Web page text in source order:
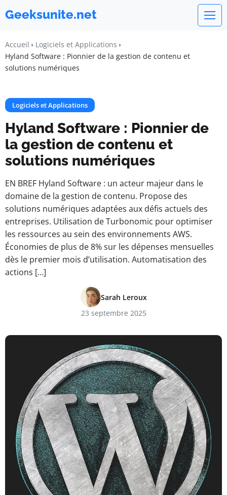
Geeksunite.net
Accueil
Logiciels et Applications
Hyland Software : Pionnier de la gestion de contenu et
solutions numériques
Logiciels et Applications
Hyland Software : Pionnier de
la gestion de contenu et
solutions numériques
EN BREF Hyland Software : un acteur majeur dans le
domaine de la gestion de contenu. Propose des
solutions numériques adaptées aux défis actuels des
entreprises. Utilisation de Turbonomic pour optimiser
les ressources au sein des environnements AWS.
Économies de plus de 8% sur les dépenses mensuelles
dès le premier mois d’utilisation. Automatisation des
actions […]
Sarah Leroux
23 septembre 2025